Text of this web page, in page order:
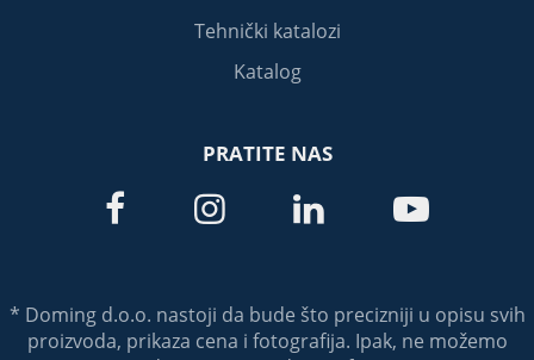
Tehnički katalozi
Katalog
PRATITE NAS
   
* Doming d.o.o. nastoji da bude što precizniji u opisu svih
proizvoda, prikaza cena i fotografija. Ipak, ne možemo